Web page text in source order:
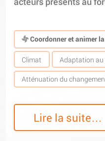
Coordonner et animer la
Climat Adaptation
Atténuation du
Lire la suite…